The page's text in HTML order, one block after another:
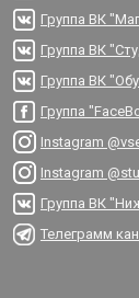
Группа ВК
Группа ВК
Группа ВК
Группа
Instagram
Instagram
Группа ВК
Телеграмм